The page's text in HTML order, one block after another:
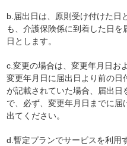
b.届出日は、原則受け付けた日
も、介護保険係に到着した日を
日とします。
c.変更の場合は、変更年月日お
変更年月日に届出日より前の日
が記載されていた場合、届出
で、必ず、変更年月日までに届
出てください。
d.暫定プランでサービスを利用